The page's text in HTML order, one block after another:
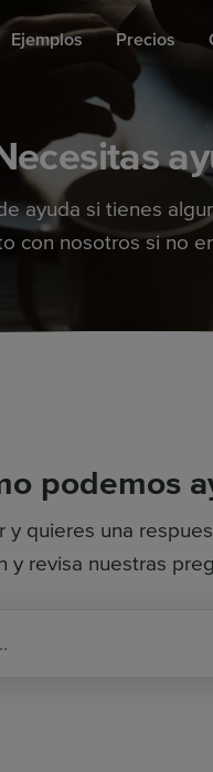
Ejemplos Precios
ayuda si tienes
con nosotros si no
podemos
quieres una
y revisa nuestras